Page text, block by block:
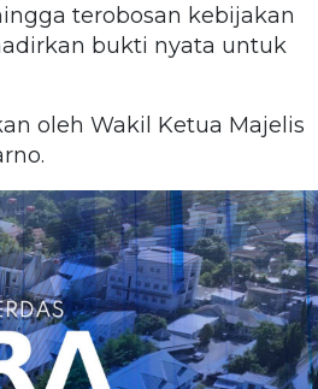
terobosan kebijakan
bukti nyata untuk
oleh Wakil Ketua Majelis